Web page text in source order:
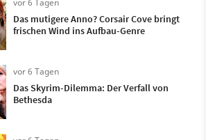
Das mutigere Anno? Corsair Cove bringt
frischen Wind ins Aufbau-Genre
vor 6 Tagen
Das Skyrim-Dilemma: Der Verfall von
Bethesda